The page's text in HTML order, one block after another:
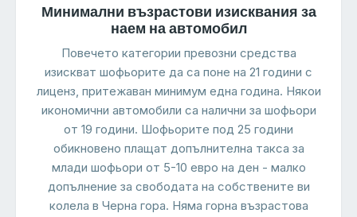
Минимални възрастови изисквания за
наем на автомобил
Повечето категории превозни средства
изискват шофьорите да са поне на 21 години с
лиценз, притежаван минимум една година. Някои
икономични автомобили са налични за шофьори
от 19 години. Шофьорите под 25 години
обикновено плащат допълнителна такса за
млади шофьори от 5-10 евро на ден - малко
допълнение за свободата на собствените ви
колела в Черна гора. Няма горна възрастова